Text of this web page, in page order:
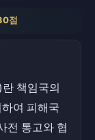
점
책임국의
여 피해국
전 통고와 협